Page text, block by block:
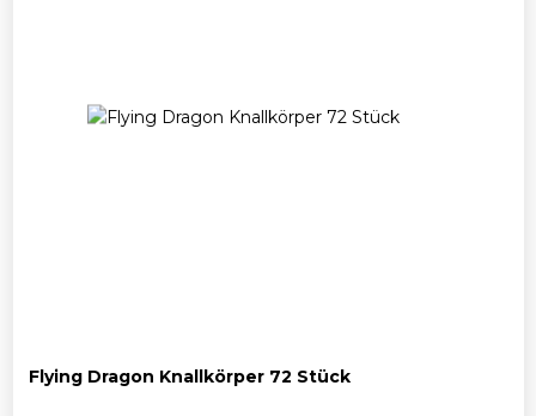
Flying Dragon Knallkörper 72 Stück